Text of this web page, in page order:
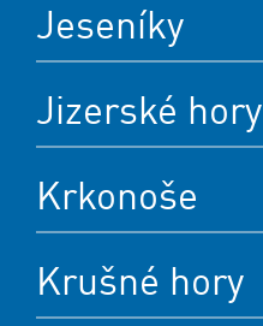
Jeseníky
Jizerské hory
Krkonoše
Krušné hory